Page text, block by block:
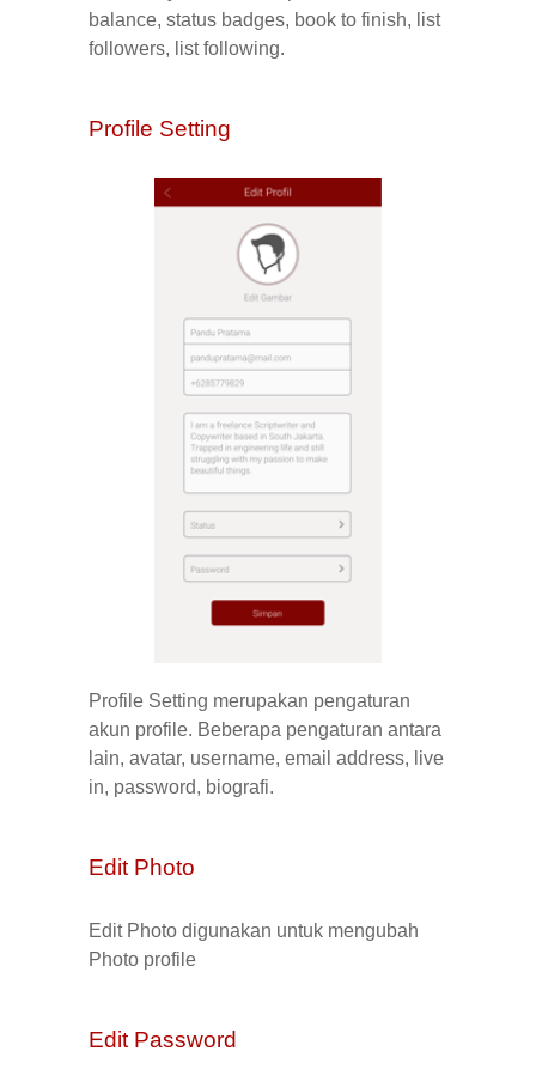
balance, status badges, book to finish, list
followers, list following.
Profile Setting
Profile Setting merupakan pengaturan
akun profile. Beberapa pengaturan antara
lain, avatar, username, email address, live
in, password, biografi.
Edit Photo
Edit Photo digunakan untuk mengubah
Photo profile
Edit Password